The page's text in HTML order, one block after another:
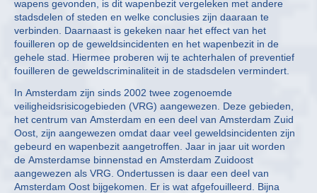
wapens gevonden, is dit wapenbezit vergeleken met andere
stadsdelen of steden en welke conclusies zijn daaraan te
verbinden. Daarnaast is gekeken naar het effect van het
fouilleren op de geweldsincidenten en het wapenbezit in de
gehele stad. Hiermee proberen wij te achterhalen of preventief
fouilleren de geweldscriminaliteit in de stadsdelen vermindert.
In Amsterdam zijn sinds 2002 twee zogenoemde
veiligheidsrisicogebieden (VRG) aangewezen. Deze gebieden,
het centrum van Amsterdam en een deel van Amsterdam Zuid
Oost, zijn aangewezen omdat daar veel geweldsincidenten zijn
gebeurd en wapenbezit aangetroffen. Jaar in jaar uit worden
de Amsterdamse binnenstad en Amsterdam Zuidoost
aangewezen als VRG. Ondertussen is daar een deel van
Amsterdam Oost bijgekomen. Er is wat afgefouilleerd. Bijna